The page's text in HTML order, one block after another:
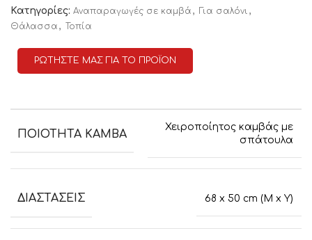
Κατηγορίες: Αναπαραγωγές σε καμβά , Για σαλόνι ,
Θάλασσα , Τοπία
ΡΩΤΗΣΤΕ ΜΑΣ ΓΙΑ ΤΟ ΠΡΟΪΟΝ
ΠΟΙΟΤΗΤΑ ΚΑΜΒΑ
Χειροποίητος καμβάς με
σπάτουλα
ΔΙΑΣΤΑΣΕΙΣ 68 x 50 cm (M x Y)